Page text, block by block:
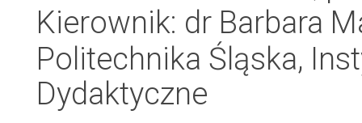
Kierownik: dr Barbara
Politechnika Śląska,
Dydaktyczne